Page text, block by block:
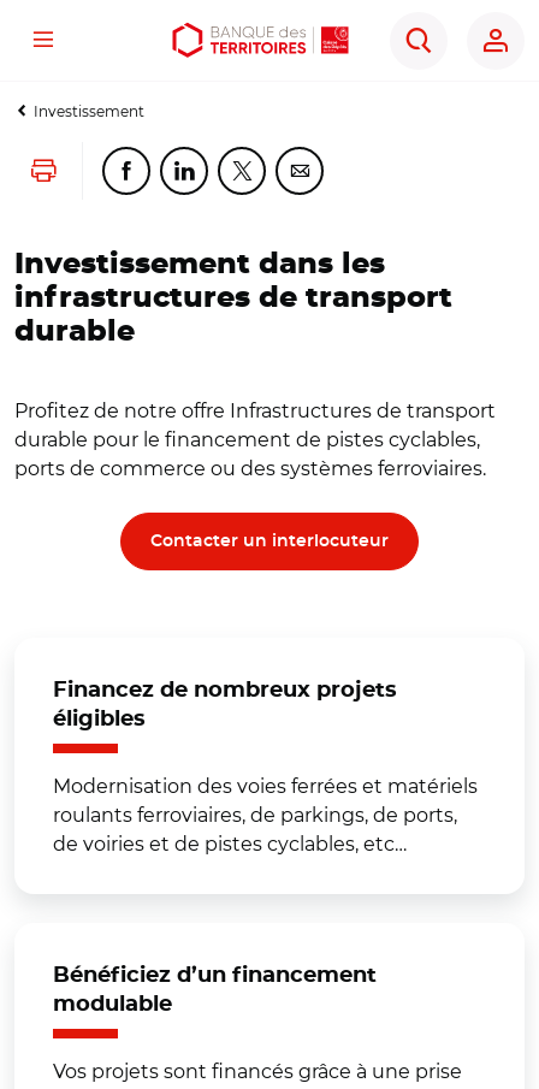
Aller
contenu
Aller
menu
Ouvrir
outils
Menu
Rechercher
Investissement
Lancer l'impressionPartager cette page sur Facebook
Partager cette page sur Linkedin
Partager cette page sur Twitter
Partager cette page sur
Investissement dans les
infrastructures de transport
durable
Profitez de notre offre Infrastructures de transport
durable pour le financement de pistes cyclables,
ports de commerce ou des systèmes ferroviaires.
Contacter un interlocuteur
Financez de nombreux projets
éligibles
Modernisation des voies ferrées et matériels
roulants ferroviaires, de parkings, de ports,
de voiries et de pistes cyclables, etc…
Bénéficiez d’un financement
modulable
Vos projets sont financés grâce à une prise